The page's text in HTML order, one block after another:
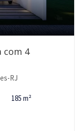
com 4
RJ
185 m²